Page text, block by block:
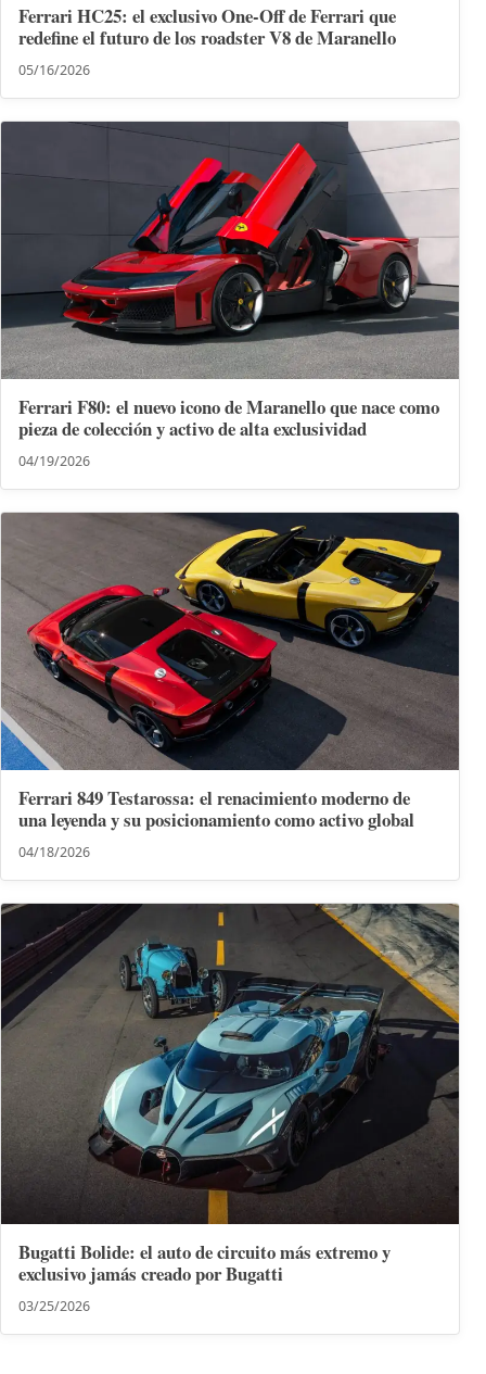
Ferrari HC25: el exclusivo One-Off de Ferrari que
redefine el futuro de los roadster V8 de Maranello
05/16/2026
Ferrari F80: el nuevo icono de Maranello que nace como
pieza de colección y activo de alta exclusividad
04/19/2026
Ferrari 849 Testarossa: el renacimiento moderno de
una leyenda y su posicionamiento como activo global
04/18/2026
Bugatti Bolide: el auto de circuito más extremo y
exclusivo jamás creado por Bugatti
03/25/2026